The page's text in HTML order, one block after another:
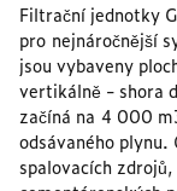
Filtrační jednotky
pro nejnáročnější
jsou vybaveny
vertikálně - shora
začíná na 4 000
odsávaného
spalovacích